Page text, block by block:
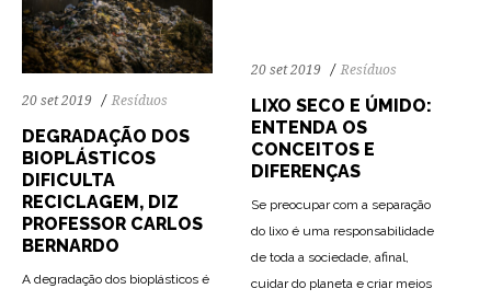
20 set 2019 Resíduos
DEGRADAÇÃO DOS
BIOPLÁSTICOS
DIFICULTA
RECICLAGEM, DIZ
PROFESSOR CARLOS
BERNARDO
A degradação dos bioplásticos é
20 set 2019 Resíduos
LIXO SECO E ÚMIDO:
ENTENDA OS
CONCEITOS E
DIFERENÇAS
Se preocupar com a separação
do lixo é uma responsabilidade
de toda a sociedade, afinal,
cuidar do planeta e criar meios